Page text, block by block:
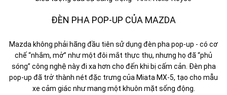
ĐÈN PHA POP-UP CỦA MAZDA
Mazda không phải hãng đầu tiên sử dụng đèn pha pop-up - có cơ
chế “nhắm, mở” như một đôi mắt thực thụ, nhưng họ đã “phủ
sóng” công nghệ này đi xa hơn cho đến khi bị cấm cản. Đèn pha
pop-up đã trở thành nét đặc trưng của Miata MX-5, tạo cho mẫu
xe cảm giác như mang một khuôn mặt sống động.